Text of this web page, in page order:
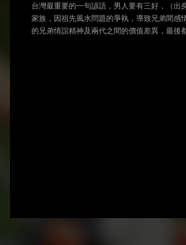
台灣最重要的一句諺語，男人要有三好，（
家族，因祖先風水問題的爭執，導致兄弟間感
的兄弟情誼精神及兩代之間的價值差異，最後